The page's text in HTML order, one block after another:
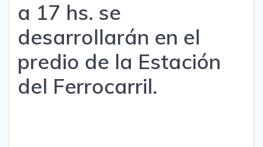
a 17 hs. se
desarrollarán en el
predio de la Estación
del Ferrocarril.